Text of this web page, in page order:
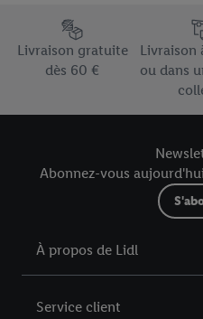
Élément du pied de page
Livraison gratuite
dès 60 €
Livraison
ou dans
Abonnez-vous
À propos de Lidl
Service client